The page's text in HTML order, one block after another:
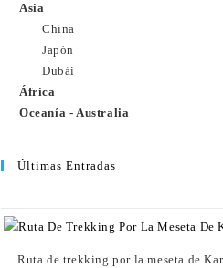
Asia
China
Japón
Dubái
África
Oceanía - Australia
Últimas Entradas
Ruta de trekking por la meseta de